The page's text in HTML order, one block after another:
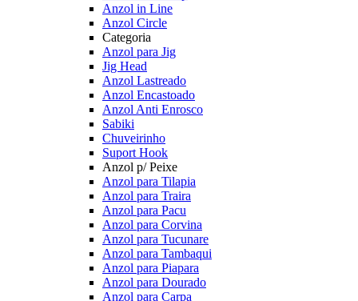
Anzol in Line
Anzol Circle
Categoria
Anzol para Jig
Jig Head
Anzol Lastreado
Anzol Encastoado
Anzol Anti Enrosco
Sabiki
Chuveirinho
Suport Hook
Anzol p/ Peixe
Anzol para Tilapia
Anzol para Traira
Anzol para Pacu
Anzol para Corvina
Anzol para Tucunare
Anzol para Tambaqui
Anzol para Piapara
Anzol para Dourado
Anzol para Carpa